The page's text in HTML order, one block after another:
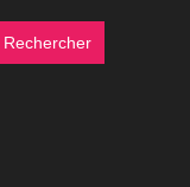
Rechercher :